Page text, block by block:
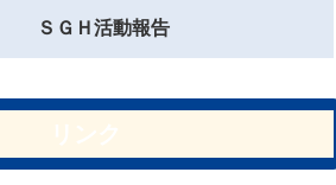
ＳＧＨ活動報告